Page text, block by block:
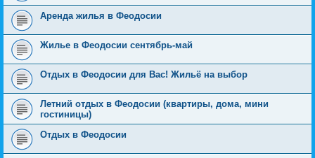
Аренда жилья в Феодосии
Жилье в Феодосии сентябрь-май
Отдых в Феодосии для Вас! Жильё на выбор
Летний отдых в Феодосии (квартиры, дома, мини
гостиницы)
Отдых в Феодосии